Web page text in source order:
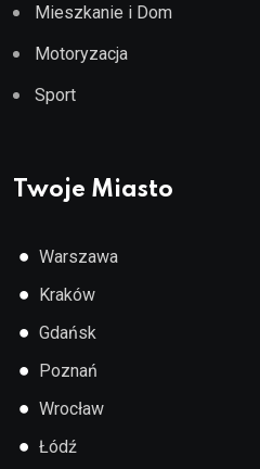
Mieszkanie i Dom
Motoryzacja
Sport
Twoje Miasto
● Warszawa
● Kraków
● Gdańsk
● Poznań
● Wrocław
● Łódź